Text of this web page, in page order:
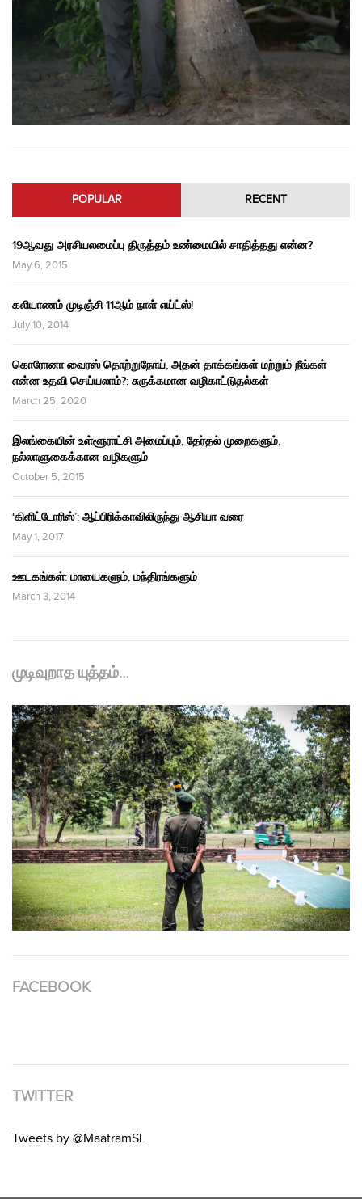
POPULAR RECENT
19ஆவது அரசியலமைப்பு திருத்தம் உண்மையில் சாதித்தது என்ன?
May 6, 2015
கலியாணம் முடிஞ்சி 11ஆம் நாள் எய்ட்ஸ்!
July 10, 2014
கொரோனா வைரஸ் தொற்றுநோய், அதன் தாக்கங்கள் மற்றும் நீங்கள்
என்ன உதவி செய்யலாம்?: சுருக்கமான வழிகாட்டுதல்கள்
March 25, 2020
இலங்கையின் உள்ளூராட்சி அமைப்பும், தேர்தல் முறைகளும்,
நல்லாளுகைக்கான வழிகளும்
October 5, 2015
‘கிளிட்டோரிஸ்’: ஆப்பிரிக்காவிலிருந்து ஆசியா வரை
May 1, 2017
ஊடகங்கள்: மாயைகளும், மந்திரங்களும்
March 3, 2014
முடிவுறாத யுத்தம்…
FACEBOOK
TWITTER
Tweets by @MaatramSL